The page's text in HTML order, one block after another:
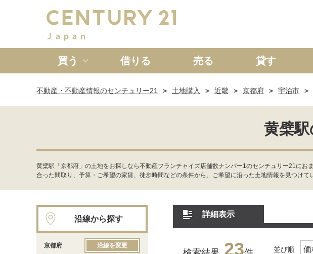
買う
新築一戸建て 中古一戸建て マンショ
借りる 売る 貸す
不動産・不動産情報のセンチュリー21 土地購入 近畿 京都府 宇治市
黄檗
黄檗駅「京都府」の土地をお探しなら不動産フランチャイズ店舗数ナンバー1のセンチュリー21に
合った間取り、予算・ご希望の家賃、徒歩時間などの条件から、ご希望に沿った土地情報を見つけ
詳細表示
23 並び順
沿線から探す
京都府 沿線を変更